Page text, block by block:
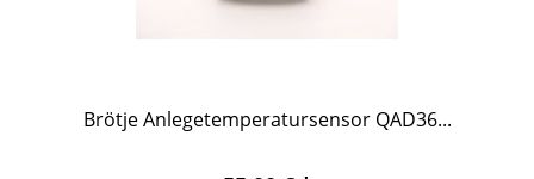
Brötje Anlegetemperatursensor QAD36...